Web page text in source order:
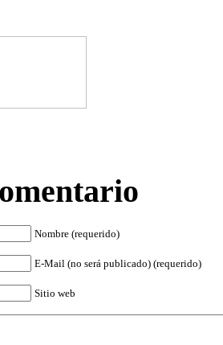
Nombre (requerido)
E-Mail (no será publicado) (requerido)
Sitio web